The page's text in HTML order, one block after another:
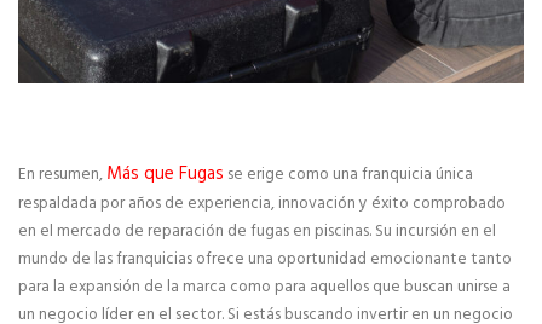
En resumen,Más que Fugas se erige como una franquicia única
respaldada por años de experiencia, innovación y éxito comprobado
en el mercado de reparación de fugas en piscinas. Su incursión en el
mundo de las franquicias ofrece una oportunidad emocionante tanto
para la expansión de la marca como para aquellos que buscan unirse a
un negocio líder en el sector. Si estás buscando invertir en un negocio